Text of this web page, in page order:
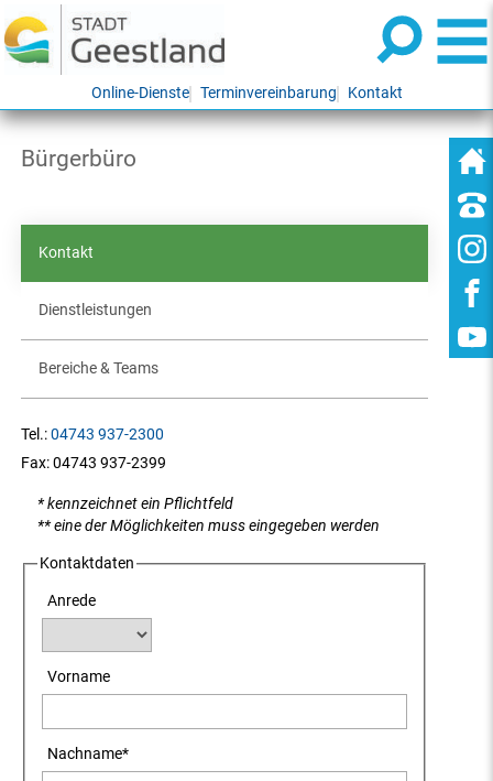
Online-Dienste Terminvereinbarung Kontakt
Bürgerbüro
Kontakt
Dienstleistungen
Bereiche & Teams
Tel.:04743 937-2300
Fax:04743 937-2399
* kennzeichnet ein Pflichtfeld
** eine der Möglichkeiten muss eingegeben werden
Kontaktdaten
Anrede
Vorname
Nachname*